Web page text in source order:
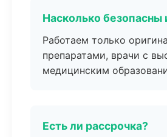
Насколько безопасны
Работаем только
препаратами, врачи с
медицинским
Есть ли рассрочка?